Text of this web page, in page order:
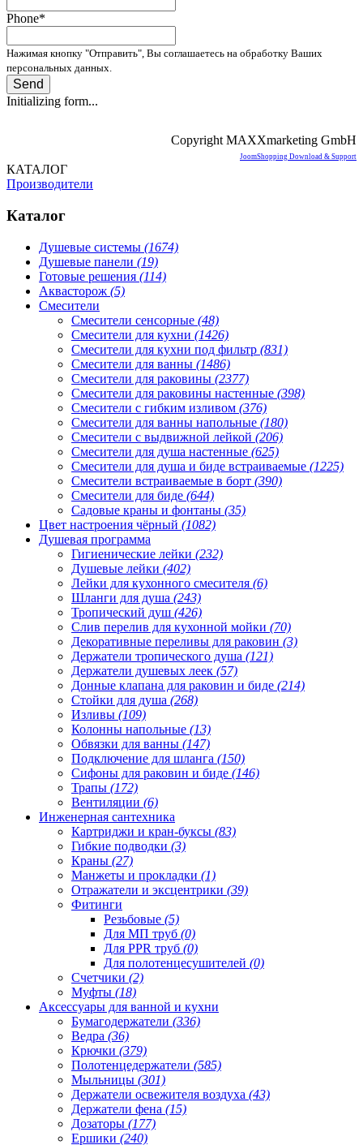
Phone*
Нажимая кнопку "Отправить", Вы соглашаетесь на обработку Ваших
персональных данных.
Send
Initializing form...
Copyright MAXXmarketing GmbH
JoomShopping Download & Support
КАТАЛОГ
Производители
Каталог
Душевые системы (1674)
Душевые панели (19)
Готовые решения (114)
Аквасторож (5)
Смесители
Смесители сенсорные (48)
Смесители для кухни (1426)
Смесители для кухни под фильтр (831)
Смесители для ванны (1486)
Смесители для раковины (2377)
Смесители для раковины настенные (398)
Смесители с гибким изливом (376)
Смесители для ванны напольные (180)
Смесители с выдвижной лейкой (206)
Смесители для душа настенные (625)
Смесители для душа и биде встраиваемые (1225)
Смесители встраиваемые в борт (390)
Смесители для биде (644)
Садовые краны и фонтаны (35)
Цвет настроения чёрный (1082)
Душевая программа
Гигиенические лейки (232)
Душевые лейки (402)
Лейки для кухонного смесителя (6)
Шланги для душа (243)
Тропический душ (426)
Слив перелив для кухонной мойки (70)
Декоративные переливы для раковин (3)
Держатели тропического душа (121)
Держатели душевых леек (57)
Донные клапана для раковин и биде (214)
Стойки для душа (268)
Изливы (109)
Колонны напольные (13)
Обвязки для ванны (147)
Подключение для шланга (150)
Сифоны для раковин и биде (146)
Трапы (172)
Вентиляции (6)
Инженерная сантехника
Картриджи и кран-буксы (83)
Гибкие подводки (3)
Краны (27)
Манжеты и прокладки (1)
Отражатели и эксцентрики (39)
Фитинги
Резьбовые (5)
Для МП труб (0)
Для PPR труб (0)
Для полотенцесушителей (0)
Счетчики (2)
Муфты (18)
Аксессуары для ванной и кухни
Бумагодержатели (336)
Ведра (36)
Крючки (379)
Полотенцедержатели (585)
Мыльницы (301)
Держатели освежителя воздуха (43)
Держатели фена (15)
Дозаторы (177)
Ершики (240)